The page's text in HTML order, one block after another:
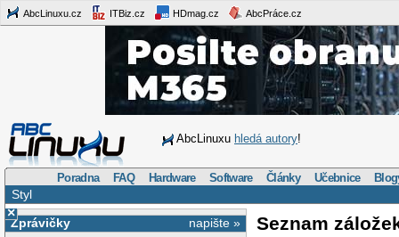
AbcLinuxu.cz ITBiz.cz HDmag.cz AbcPráce.cz
AbcLinuxu hledá autory!
Poradna FAQ Hardware Software Články Učebnice
Styl
×
napište »
Zprávičky
Seznam